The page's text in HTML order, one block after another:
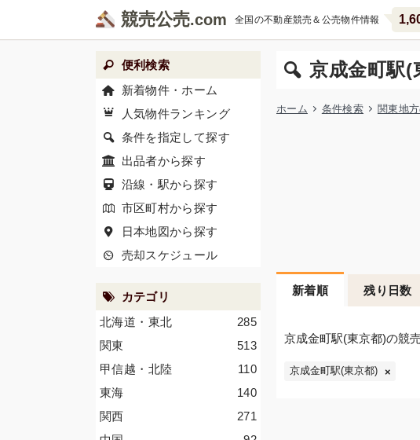
競売公売 全国の不動産競売＆公売物件情報
京成金町駅(
ホーム 条件検索 関東地
新着順 残り日数
京成金町駅(東京都)の競
京成金町駅(東京都)
便利検索
新着物件・ホーム
人気物件ランキング
条件を指定して探す
出品者から探す
沿線・駅から探す
市区町村から探す
日本地図から探す
売却スケジュール
カテゴリ
285
北海道・東北
513
関東
110
甲信越・北陸
140
東海
271
関西